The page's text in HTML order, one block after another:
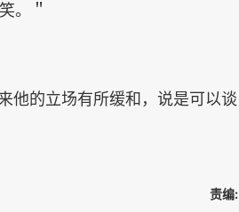
。＂
他的立场有所缓和，说是可以谈
责编: